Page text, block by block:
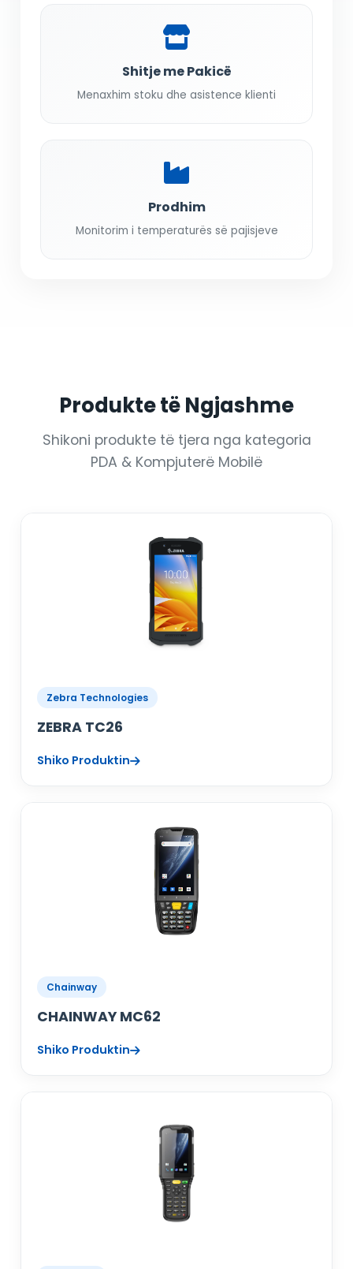
Shitje me Pakicë
Menaxhim stoku dhe asistence klienti
Prodhim
Monitorim i temperaturës së pajisjeve
Produkte të Ngjashme
Shikoni produkte të tjera nga kategoria
PDA & Kompjuterë Mobilë
Zebra Technologies
ZEBRA TC26
Shiko Produktin
Chainway
CHAINWAY MC62
Shiko Produktin